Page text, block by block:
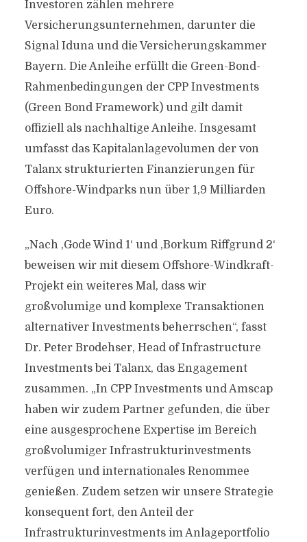
Investoren zählen mehrere
Versicherungsunternehmen, darunter die
Signal Iduna und die Versicherungskammer
Bayern. Die Anleihe erfüllt die Green-Bond-
Rahmenbedingungen der CPP Investments
(Green Bond Framework) und gilt damit
offiziell als nachhaltige Anleihe. Insgesamt
umfasst das Kapitalanlagevolumen der von
Talanx strukturierten Finanzierungen für
Offshore-Windparks nun über 1,9 Milliarden
Euro.
„Nach ,Gode Wind 1‘ und ,Borkum Riffgrund 2‘
beweisen wir mit diesem Offshore-Windkraft-
Projekt ein weiteres Mal, dass wir
großvolumige und komplexe Transaktionen
alternativer Investments beherrschen“, fasst
Dr. Peter Brodehser, Head of Infrastructure
Investments bei Talanx, das Engagement
zusammen. „In CPP Investments und Amscap
haben wir zudem Partner gefunden, die über
eine ausgesprochene Expertise im Bereich
großvolumiger Infrastrukturinvestments
verfügen und internationales Renommee
genießen. Zudem setzen wir unsere Strategie
konsequent fort, den Anteil der
Infrastrukturinvestments im Anlageportfolio